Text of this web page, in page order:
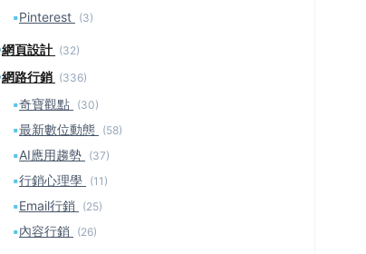
▪Pinterest (3)
網頁設計 (32)
網路行銷 (336)
▪奇寶觀點 (30)
▪最新數位動態 (58)
▪AI應用趨勢 (37)
▪行銷心理學 (11)
▪Email行銷 (25)
▪內容行銷 (26)